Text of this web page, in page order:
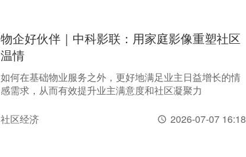
物企好伙伴｜中科影联：用家庭影像重塑社区
温情
如何在基础物业服务之外，更好地满足业主日益增长的情
感需求，从而有效提升业主满意度和社区凝聚力
社区经济 2026-07-07 16:18